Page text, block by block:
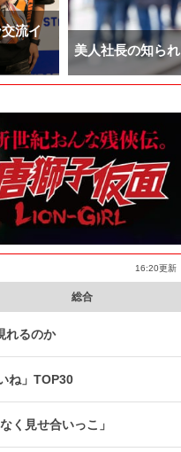
流イ
美人社長の知ら
16:20更新
総合
れるのか
ね」TOP30
く見せ合いっこ」